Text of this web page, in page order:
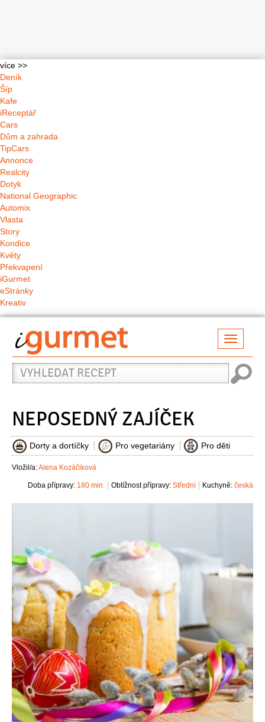
více >>
Deník
Šíp
Kafe
iReceptář
Cars
Dům a zahrada
TipCars
Annonce
Realcity
Dotyk
National Geographic
Automix
Vlasta
Story
Kondice
Květy
Překvapení
iGurmet
eStránky
Kreativ
Vyhledat
recept
NEPOSEDNÝ ZAJÍČEK
Dorty a dortíčky Pro vegetariány Pro děti
Vložil/a:Alena Kozáčiková
Kuchyně: česká
Obtížnost přípravy: Střední
Doba přípravy: 180 min.